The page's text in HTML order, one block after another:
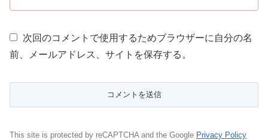
次回のコメントで使用するためブラウザーに自分の名
前、メールアドレス、サイトを保存する。
This site is protected by reCAPTCHA and the Google Privacy Policy